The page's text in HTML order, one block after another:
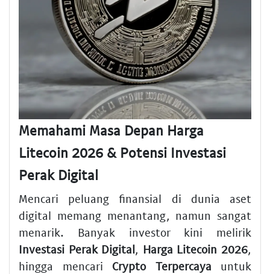
Memahami Masa Depan Harga
Litecoin 2026 & Potensi Investasi
Perak Digital
Mencari peluang finansial di dunia aset
digital memang menantang, namun sangat
menarik. Banyak investor kini melirik
Investasi Perak Digital, Harga Litecoin 2026,
hingga mencari Crypto Terpercaya untuk